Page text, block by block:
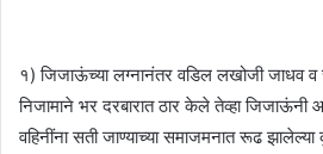
१) जिजाऊंच्या लग्नानंतर वडिल लखोजी जाधव
निजामाने भर दरबारात ठार केले तेव्हा जिजाऊंनी
वहिनींना सती जाण्याच्या समाजमनात रूढ